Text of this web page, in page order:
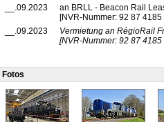
__.09.2023
an BRLL - Beacon Rail
[NVR-Nummer: 92 87
__.09.2023
Vermietung an RégioRail
[NVR-Nummer: 92 87
Fotos